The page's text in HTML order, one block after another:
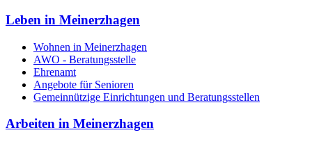
Leben in Meinerzhagen
Wohnen in Meinerzhagen
AWO - Beratungsstelle
Ehrenamt
Angebote für Senioren
Gemeinnützige Einrichtungen und Beratungsstellen
Arbeiten in Meinerzhagen